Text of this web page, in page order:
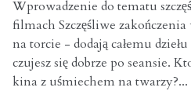
Wprowadzenie do tematu
filmach Szczęśliwe
na torcie - dodają całemu
czujesz się dobrze po seansie.
kina z uśmiechem na twarzy?...